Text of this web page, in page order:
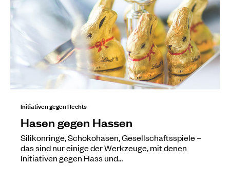
Initiativen gegen Rechts
Hasen gegen Hassen
Silikonringe, Schokohasen, Gesellschaftsspiele –
das sind nur einige der Werkzeuge, mit denen
Initiativen gegen Hass und…